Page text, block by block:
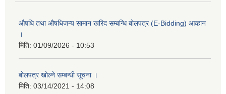
औषधि तथा औषधिजन्य सामान खरिद सम्बन्धि बोलपत्र (E-Bidding) आव्हान
।
मिति: 01/09/2026 - 10:53
बाेलपत्र खोल्ने सम्बन्धी सूचना ।
मिति: 03/14/2021 - 14:08